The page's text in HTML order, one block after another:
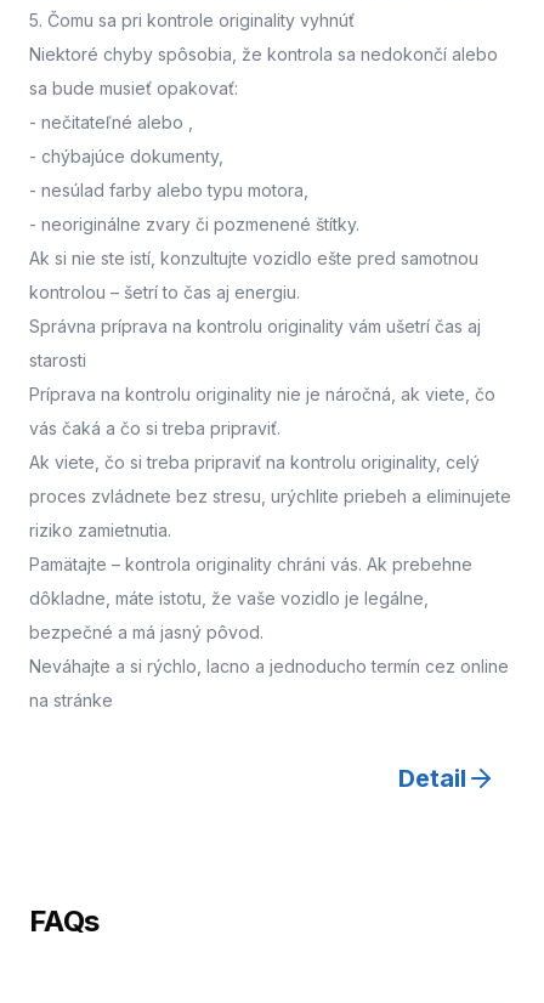
5. Čomu sa pri kontrole originality vyhnúť
Niektoré chyby spôsobia, že kontrola sa nedokončí alebo
sa bude musieť opakovať:
- nečitateľné alebo
- chýbajúce dokumenty,
- nesúlad farby alebo typu motora,
- neoriginálne zvary či pozmenené štítky.
Ak si nie ste istí, konzultujte vozidlo ešte pred samotnou
kontrolou – šetrí to čas aj energiu.
Správna príprava na kontrolu originality vám ušetrí čas aj
starosti
Príprava na kontrolu originality nie je náročná, ak viete, čo
vás čaká a čo si treba pripraviť.
Ak viete, čo si treba pripraviť na kontrolu originality, celý
proces zvládnete bez stresu, urýchlite priebeh a eliminujete
riziko zamietnutia.
Pamätajte – kontrola originality chráni vás. Ak prebehne
dôkladne, máte istotu, že vaše vozidlo je legálne,
bezpečné a má jasný pôvod.
Neváhajte a si rýchlo, lacno a jednoducho termín cez online
na stránke
Detail
FAQs